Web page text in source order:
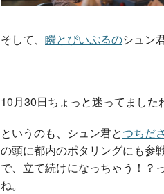
そして、 瞬とぴいぷるのシュン
10月30日ちょっと迷ってました
というのも、シュン君とつちだ
の頭に都内のポタリングにも参
で、立て続けになっちゃう！？
ね。